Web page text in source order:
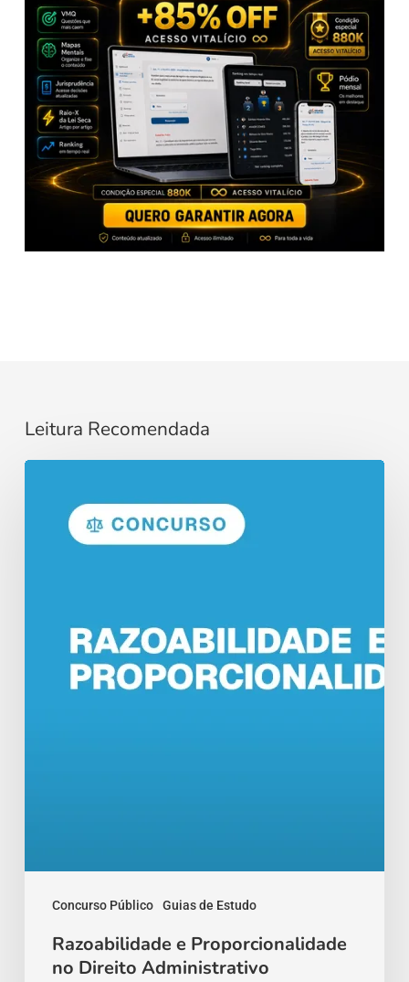
Leitura Recomendada
Concurso Público Guias de Estudo
Proporcionalidade
Razoabilidade e Proporcionalidade
no Direito Administrativo